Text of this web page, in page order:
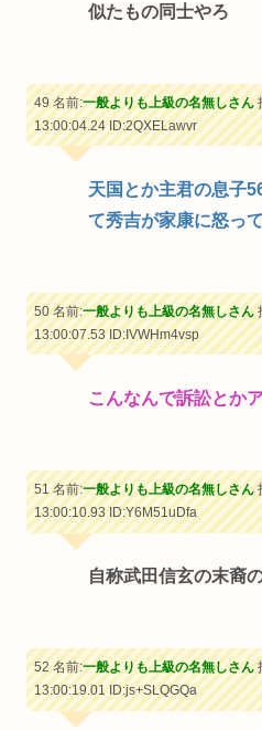
似たもの同士やろ
49 名前:一般よりも上級の名無しさん
13:00:04.24ID:2QXELawvr
天国とか主君の息子
て秀吉が家康に怒っ
50 名前:一般よりも上級の名無しさん
13:00:07.53ID:IVWHm4vsp
こんなんで訴訟とか
51 名前:一般よりも上級の名無しさん
13:00:10.93ID:Y6M51uDfa
自称武田信玄の末裔
52 名前:一般よりも上級の名無しさん
13:00:19.01ID:js+SLQGQa